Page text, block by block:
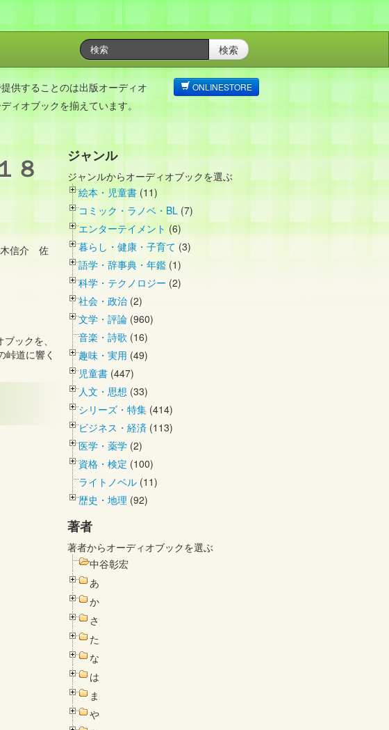
検索
供することのは出版オーディオ
ィオブックを揃えています。
ONLINESTORE
８
信介 佐
ックを、
道に響く
ジャンル
ジャンルからオーディオブックを選ぶ
絵本・児童書 (11)
コミック・ラノベ・BL (7)
エンターテイメント (6)
暮らし・健康・子育て (3)
語学・辞事典・年鑑 (1)
科学・テクノロジー (2)
社会・政治 (2)
文学・評論 (960)
音楽・詩歌 (16)
趣味・実用 (49)
児童書 (447)
人文・思想 (33)
シリーズ・特集 (414)
ビジネス・経済 (113)
医学・薬学 (2)
資格・検定 (100)
ライトノベル (11)
歴史・地理 (92)
著者
著者からオーディオブックを選ぶ
中谷彰宏
あ
か
さ
た
な
は
ま
や